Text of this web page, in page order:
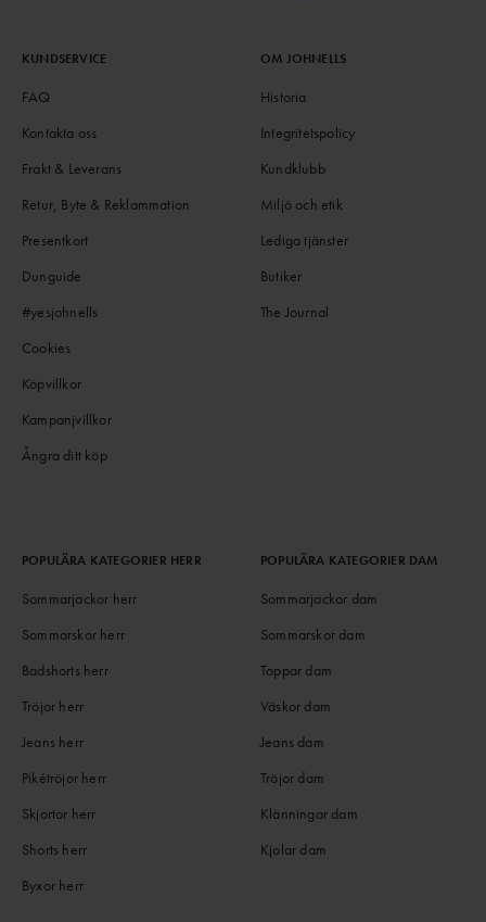
KUNDSERVICE
FAQ
Kontakta oss
Frakt & Leverans
Retur, Byte & Reklammation
Presentkort
Dunguide
#yesjohnells
Cookies
Köpvillkor
Kampanjvillkor
Ångra ditt köp
OM JOHNELLS
Historia
Integritetspolicy
Kundklubb
Miljö och etik
Lediga tjänster
Butiker
The Journal
POPULÄRA KATEGORIER HERR
Sommarjackor herr
Sommarskor herr
Badshorts herr
Tröjor herr
Jeans herr
Pikétröjor herr
Skjortor herr
Shorts herr
Byxor herr
POPULÄRA KATEGORIER DAM
Sommarjackor dam
Sommarskor dam
Toppar dam
Väskor dam
Jeans dam
Tröjor dam
Klänningar dam
Kjolar dam